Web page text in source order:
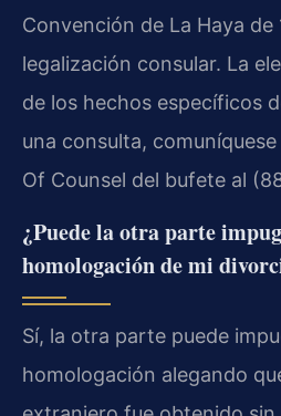
Convención de La Haya de
legalización consular. La
de los hechos específicos
una consulta,
Of Counsel del bufete al
¿Puede la otra parte
homologación de mi
Sí, la otra parte puede
homologación alegando